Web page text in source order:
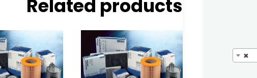
Related products
×